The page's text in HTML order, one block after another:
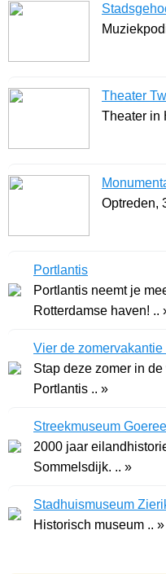
Theater
Theater in
Optreden,
Portlantis
Portlantis neemt je
Rotterdamse haven! ..
Vier de
Stap deze zomer in
Portlantis .. »
Streekmuseum
2000 jaar
Sommelsdijk. .. »
Stadhuismuseum
Historisch museum .. »